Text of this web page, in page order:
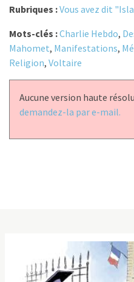
Rubriques :Vous avez dit
Mots-clés :Charlie Hebdo,
Mahomet, Manifestations,
Religion, Voltaire
Aucune version haute
demandez-la par e-mail.